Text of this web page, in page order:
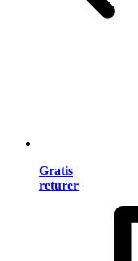
Gratis
returer